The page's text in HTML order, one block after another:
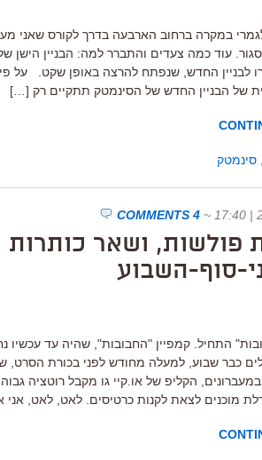
במקרה ברחוב הארבעה בדרך לקורס שאני
עוד כמה צעדים והתברר למה: הבניין הישן
לבניין החדש, שנפתח להרצה באופן שקט. על
של הבניין החדש של הסינמטק תתקיים רק […]
סינמטק
~
4 COMMENTS
פולשות, ושאר כותרות
סוף-השבוע
התחיל. קמפיין "החבובות", שהיה עד עכשיו
כבר שבוע, למעלה מחודש לפני בכורת הסרט,
במעברונים, הקליפ של או.קיי גו מקבל רוטציה
מוכנים לצאת לקנות כרטיסים. לאט, לאט,